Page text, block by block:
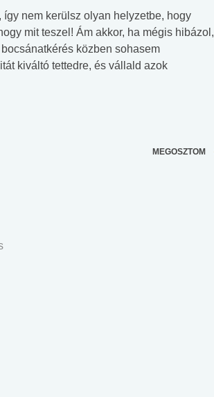
nem kerülsz olyan helyzetbe, hogy
mit teszel! Ám akkor, ha mégis hibázol,
bocsánatkérés közben sohasem
kiváltó tettedre, és vállald azok
MEGOSZTOM